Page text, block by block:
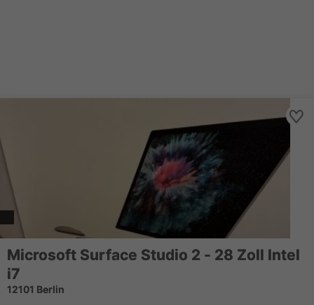
Microsoft Surface Studio 2 - 28 Zoll Intel
i7
12101 Berlin